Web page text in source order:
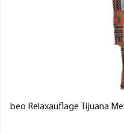
beo Relaxauflage Tijuana